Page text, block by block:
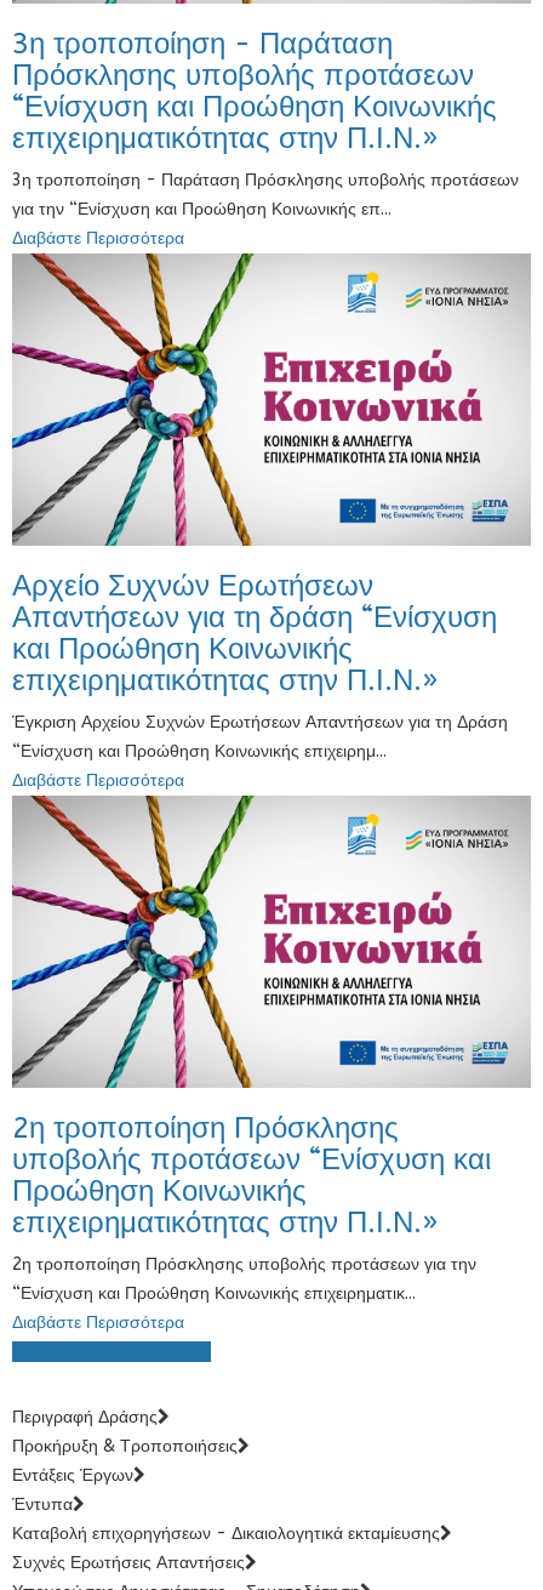
3η τροποποίηση - Παράταση
Πρόσκλησης υποβολής προτάσεων
“Ενίσχυση και Προώθηση Κοινωνικής
επιχειρηματικότητας στην Π.Ι.Ν.»
3η τροποποίηση - Παράταση Πρόσκλησης υποβολής προτάσεων
για την “Ενίσχυση και Προώθηση Κοινωνικής επ...
Διαβάστε Περισσότερα
Αρχείο Συχνών Ερωτήσεων
Απαντήσεων για τη δράση “Ενίσχυση
και Προώθηση Κοινωνικής
επιχειρηματικότητας στην Π.Ι.Ν.»
Έγκριση Αρχείου Συχνών Ερωτήσεων Απαντήσεων για τη Δράση
“Ενίσχυση και Προώθηση Κοινωνικής επιχειρημ...
Διαβάστε Περισσότερα
2η τροποποίηση Πρόσκλησης
υποβολής προτάσεων “Ενίσχυση και
Προώθηση Κοινωνικής
επιχειρηματικότητας στην Π.Ι.Ν.»
2η τροποποίηση Πρόσκλησης υποβολής προτάσεων για την
“Ενίσχυση και Προώθηση Κοινωνικής επιχειρηματικ...
Διαβάστε Περισσότερα
Περιγραφή Δράσης
Προκήρυξη & Τροποποιήσεις
Εντάξεις Έργων
Έντυπα
Καταβολή επιχορηγήσεων - Δικαιολογητικά εκταμίευσης
Συχνές Ερωτήσεις Απαντήσεις